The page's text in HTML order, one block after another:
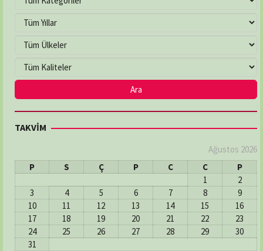
03624577799
ÇEVRE ECZANESİ
İlkadım / Samsun
03622336321
Adres:
DERECİK ECZANESİ
Adres:Derecik Mahallesi 23 Nısan Caddesi No:82
Atakum / Samsun
03624655074
TAKVİM
Ağustos 2026
P
S Ç P C C
P
1
2
3
4 5 6 7 8
9
10
11 12 13 14 15
16
17
18 19 20 21 22
23
24
25 26 27 28 29
30
31